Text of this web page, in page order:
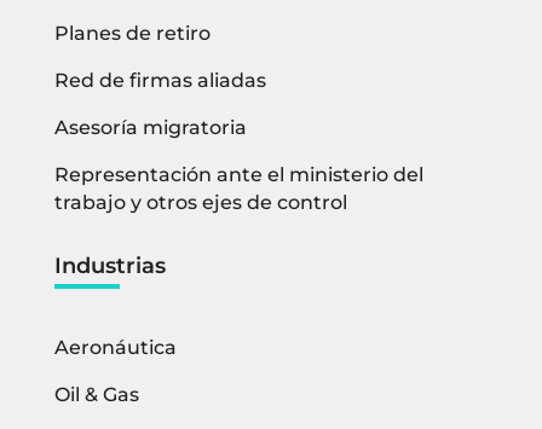
Planes de retiro
Red de firmas aliadas
Asesoría migratoria
Representación ante el ministerio del
trabajo y otros ejes de control
Industrias
Aeronáutica
Oil & Gas